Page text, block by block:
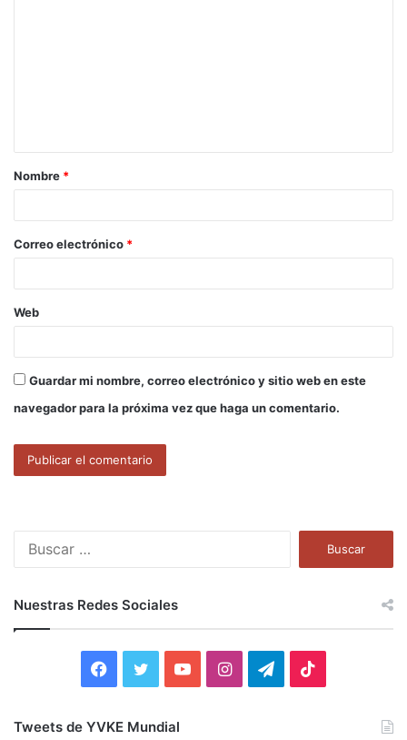
a
r
*
Nombre *
Correo electrónico *
Web
Guardar mi nombre, correo electrónico y sitio web en este
navegador para la próxima vez que haga un comentario.
r
:
Nuestras Redes Sociales
I
Tweets de YVKE Mundial